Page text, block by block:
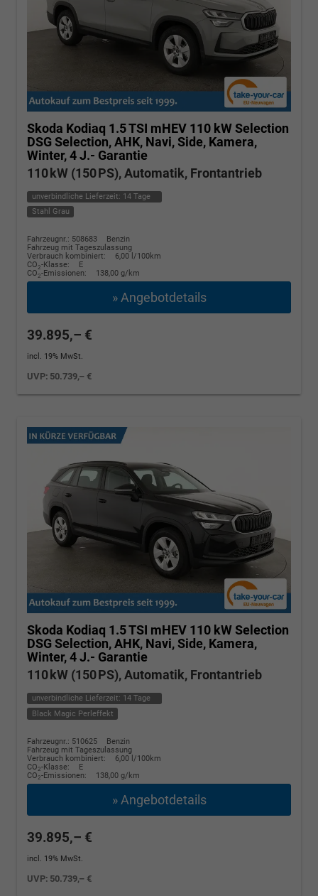
Skoda Kodiaq 1.5 TSI mHEV 110 kW Selection
DSG Selection, AHK, Navi, Side, Kamera,
Winter, 4 J.- Garantie
110 kW (150 PS), Automatik, Frontantrieb
unverbindliche Lieferzeit: 14 Tage
Stahl Grau
Fahrzeugnr.: 508683
Benzin
Fahrzeug mit Tageszulassung
Verbrauch kombiniert:
6,00 l/100km
CO2-Klasse:
E
CO2-Emissionen: 138,00 g/km
» Angebotdetails
39.895,– €
incl. 19% MwSt.
UVP: 50.739,– €
Skoda Kodiaq 1.5 TSI mHEV 110 kW Selection
DSG Selection, AHK, Navi, Side, Kamera,
Winter, 4 J.- Garantie
110 kW (150 PS), Automatik, Frontantrieb
unverbindliche Lieferzeit: 14 Tage
Black Magic Perleffekt
Fahrzeugnr.: 510625
Benzin
Fahrzeug mit Tageszulassung
Verbrauch kombiniert:
6,00 l/100km
CO2-Klasse:
E
CO2-Emissionen: 138,00 g/km
» Angebotdetails
39.895,– €
incl. 19% MwSt.
UVP: 50.739,– €